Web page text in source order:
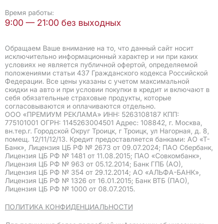
Время работы:
9:00 — 21:00 без выходных
Обращаем Ваше внимание на то, что данный сайт носит
исключительно информационный характер и ни при каких
условиях не является публичной офертой, определяемой
положениями статьи 437 Гражданского кодекса Российской
Федерации. Все цены указаны с учетом максимальной
скидки на авто и при условии покупки в кредит и включают в
себя обязательные страховые продукты, которые
согласовываются и оплачиваются отдельно.
ООО «ПРЕМИУМ РЕКЛАМА» ИНН: 5263108187 КПП:
775101001 ОГРН: 1145263004501 Адрес: 108842, г. Москва,
вн.тер.г. Городской Округ Троицк, г Троицк, ул Нагорная, д. 8,
помещ. 12/11/12/13. Кредит предоставляется банками: АО «Т-
Банк», Лицензия ЦБ РФ № 2673 от 09.07.2024; ПАО Сбербанк,
Лицензия ЦБ РФ № 1481 от 11.08.2015; ПАО «Совкомбанк»,
Лицензия ЦБ РФ № 963 от 05.12.2014; Банк ГПБ (АО),
Лицензия ЦБ РФ № 354 от 29.12.2014; АО «АЛЬФА-БАНК»,
Лицензия ЦБ РФ № 1326 от 16.01.2015; Банк ВТБ (ПАО),
Лицензия ЦБ РФ № 1000 от 08.07.2015.
ПОЛИТИКА КОНФИДЕНЦИАЛЬНОСТИ